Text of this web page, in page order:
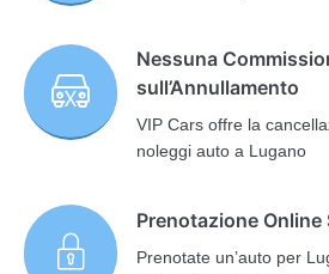
Nessuna
sull’Annullamento
VIP Cars offre la
noleggi auto a Lugano
Prenotazione Online
Prenotate un’auto per